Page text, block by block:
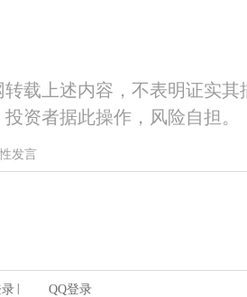
载上述内容，不表明证实
资者据此操作，风险自担。
发言
QQ登录